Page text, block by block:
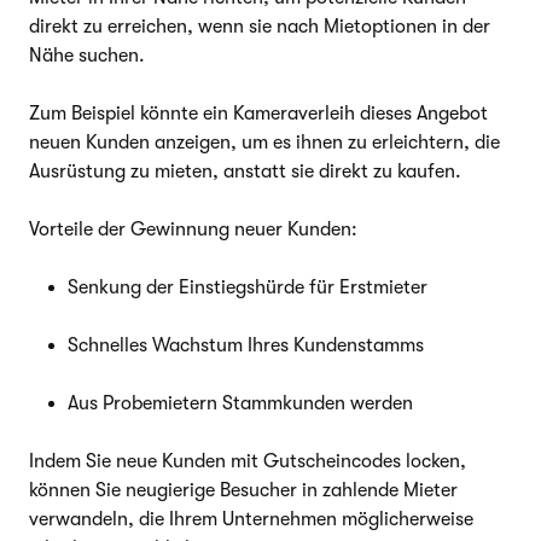
direkt zu erreichen, wenn sie nach Mietoptionen in der
Nähe suchen.
Zum Beispiel könnte ein Kameraverleih dieses Angebot
neuen Kunden anzeigen, um es ihnen zu erleichtern, die
Ausrüstung zu mieten, anstatt sie direkt zu kaufen.
Vorteile der Gewinnung neuer Kunden:
Senkung der Einstiegshürde für Erstmieter
Schnelles Wachstum Ihres Kundenstamms
Aus Probemietern Stammkunden werden
Indem Sie neue Kunden mit Gutscheincodes locken,
können Sie neugierige Besucher in zahlende Mieter
verwandeln, die Ihrem Unternehmen möglicherweise